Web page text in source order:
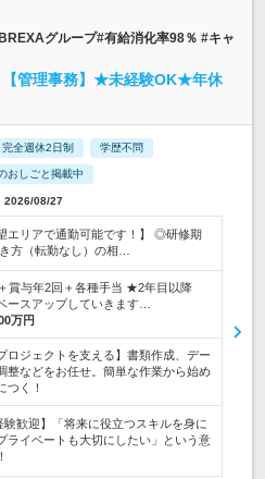
グループ#有給消化率98％ #キャ
【管理事務】★未経験OK★年休
完全週休2日制 学歴不問
おしごと掲載中
2026/08/27
エリアで通勤可能です！】 ◎研修期
方（転勤なし）の相…
賞与年2回＋各種手当 ★2年目以降
ースアップしていきます…
万円
ロジェクトを支える】書類作成、デー
整などをお任せ。簡単な作業から始め
つく！
験歓迎】「将来に役立つスキルを身に
ライベートも大切にしたい」という意